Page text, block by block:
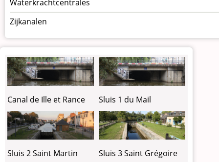
Waterkrachtcentrales
Zijkanalen
Canal de Ille et Rance Sluis 1 du Mail
Sluis 2 Saint Martin Sluis 3 Saint Grégoire